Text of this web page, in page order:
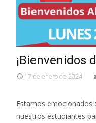
¡Bienvenidos
17 de enero de 2024
Estamos emocionados
nuestros estudiantes